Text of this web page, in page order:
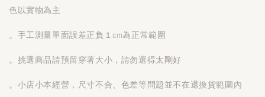
色以實物為主
。手工測量單面誤差正負１cm為正常範圍
。挑選商品請預留穿著大小，請勿選得太剛好
。小店小本經營，尺寸不合、色差等問題並不在退換貨範圍內